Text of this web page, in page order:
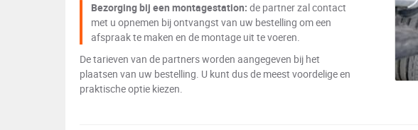
Bezorging bij een montagestation: de partner zal contact
met u opnemen bij ontvangst van uw bestelling om een
afspraak te maken en de montage uit te voeren.
De tarieven van de partners worden aangegeven bij het
plaatsen van uw bestelling. U kunt dus de meest voordelige en
praktische optie kiezen.